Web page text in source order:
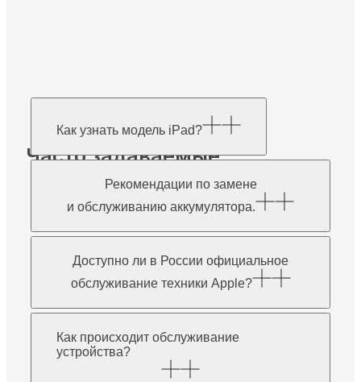
Часто задаваемые
вопросы
Как узнать модель iPad?
Рекомендации по замене
и обслуживанию аккумулятора.
Доступно ли в России официальное
обслуживание техники Apple?
Как происходит обслуживание
устройства?